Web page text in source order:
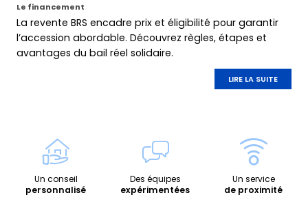
Le financement
La revente BRS encadre prix et éligibilité pour garantir
l’accession abordable. Découvrez règles, étapes et
avantages du bail réel solidaire.
LIRE LA SUITE
Un conseil
personnalisé
Des équipes
expérimentées
Un service
de proximité